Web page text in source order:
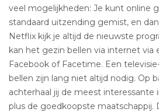
veel mogelijkheden: Je kunt online
standaard uitzending gemist, en
Netflix kijk je altijd de nieuwste
kan het gezin bellen via internet via
Facebook of Facetime. Een
bellen zijn lang niet altijd nodig. Op
achterhaal jij de meest interessante
plus de goedkoopste maatschappij.